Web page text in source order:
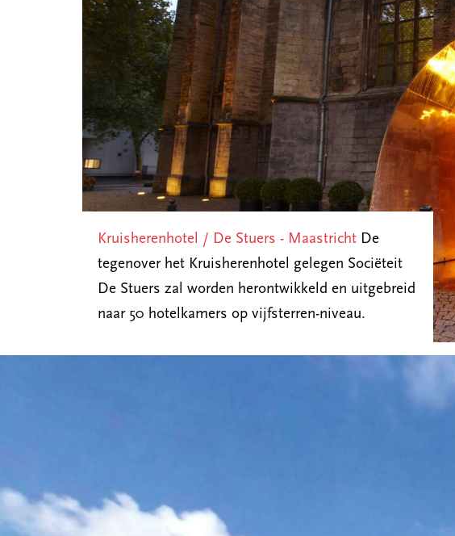
Kruisherenhotel / De Stuers - Maastricht De
tegenover het Kruisherenhotel gelegen Sociëteit
De Stuers zal worden herontwikkeld en uitgebreid
naar 50 hotelkamers op vijfsterren-niveau.